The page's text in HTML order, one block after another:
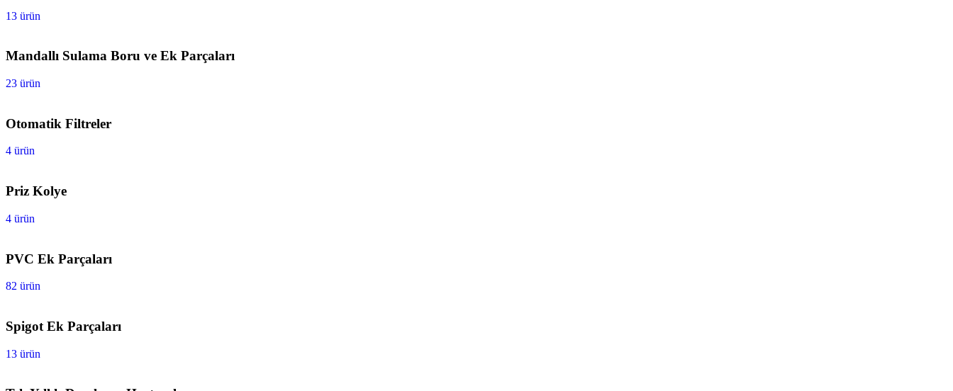
13 ürün
Mandallı Sulama Boru ve Ek Parçaları
23 ürün
Otomatik Filtreler
4 ürün
Priz Kolye
4 ürün
PVC Ek Parçaları
82 ürün
Spigot Ek Parçaları
13 ürün